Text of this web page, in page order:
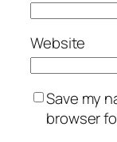
Website
Save my
browser